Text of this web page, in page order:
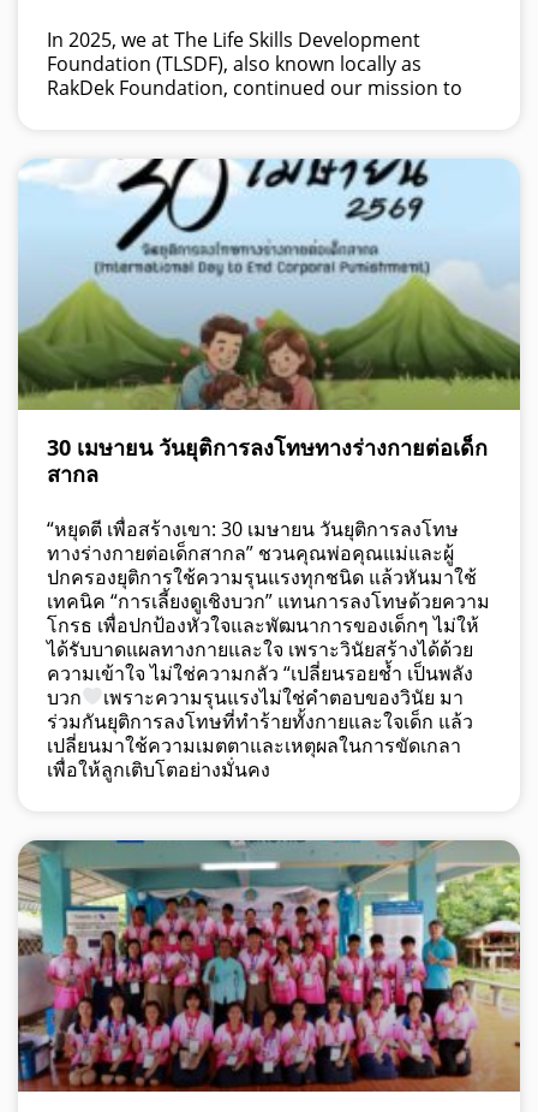
In 2025, we at The Life Skills Development
Foundation (TLSDF), also known locally as
RakDek Foundation, continued our mission to
30 เมษายน วันยุติการลงโทษทางร่างกายต่อเด็ก
สากล
“หยุดตี เพื่อสร้างเขา: 30 เมษายน วันยุติการลงโทษ
ทางร่างกายต่อเด็กสากล” ชวนคุณพ่อคุณแม่และผู้
ปกครองยุติการใช้ความรุนแรงทุกชนิด แล้วหันมาใช้
เทคนิค “การเลี้ยงดูเชิงบวก” แทนการลงโทษด้วยความ
โกรธ เพื่อปกป้องหัวใจและพัฒนาการของเด็กๆ ไม่ให้
ได้รับบาดแผลทางกายและใจ เพราะวินัยสร้างได้ด้วย
ความเข้าใจ ไม่ใช่ความกลัว “เปลี่ยนรอยช้ำ เป็นพลัง
บวก
เพราะความรุนแรงไม่ใช่คำตอบของวินัย มา
ร่วมกันยุติการลงโทษที่ทำร้ายทั้งกายและใจเด็ก แล้ว
เปลี่ยนมาใช้ความเมตตาและเหตุผลในการขัดเกลา
เพื่อให้ลูกเติบโตอย่างมั่นคง